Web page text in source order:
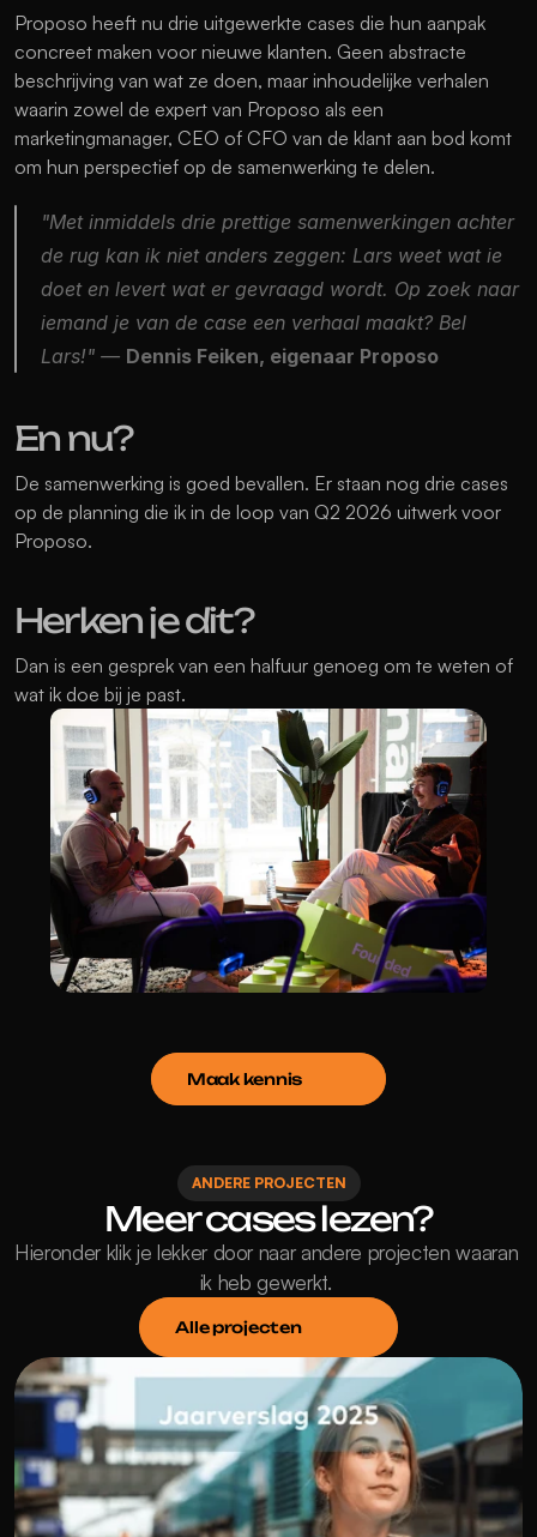
Proposo heeft nu drie uitgewerkte cases die hun aanpak
concreet maken voor nieuwe klanten. Geen abstracte
beschrijving van wat ze doen, maar inhoudelijke verhalen
waarin zowel de expert van Proposo als een
marketingmanager, CEO of CFO van de klant aan bod komt
om hun perspectief op de samenwerking te delen.
"Met inmiddels drie prettige samenwerkingen achter
de rug kan ik niet anders zeggen: Lars weet wat ie
doet en levert wat er gevraagd wordt. Op zoek naar
iemand je van de case een verhaal maakt? Bel
Lars!" — Dennis Feiken, eigenaar Proposo
En nu?
De samenwerking is goed bevallen. Er staan nog drie cases
op de planning die ik in de loop van Q2 2026 uitwerk voor
Proposo.
Herken je dit?
Dan is een gesprek van een halfuur genoeg om te weten of
wat ik doe bij je past.
Maak kennis
ANDERE PROJECTEN
Meer cases lezen?
Hieronder klik je lekker door naar andere projecten waaran
ik heb gewerkt.
Alle projecten